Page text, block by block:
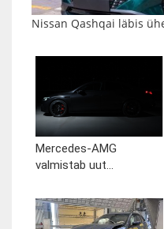
Nissan Qashqai läbis
Mercedes-AMG
valmistab uut...